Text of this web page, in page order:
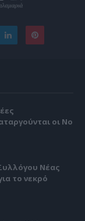
οι Νο
Νέας
το νεκρό